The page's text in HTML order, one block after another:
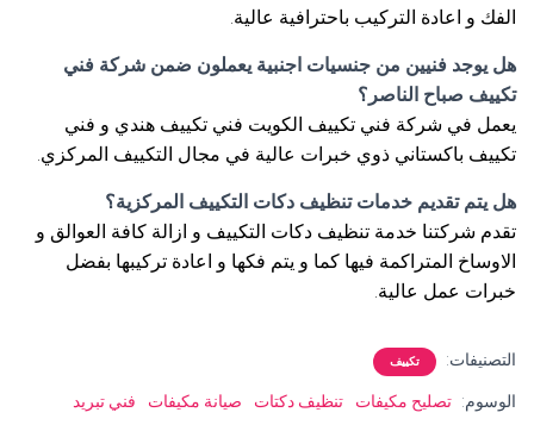
الفك و اعادة التركيب باحترافية عالية.
هل يوجد فنيين من جنسيات اجنبية يعملون ضمن شركة فني
تكييف صباح الناصر؟
يعمل في شركة فني تكييف الكويت فني تكييف هندي و فني
تكييف باكستاني ذوي خبرات عالية في مجال التكييف المركزي.
هل يتم تقديم خدمات تنظيف دكات التكييف المركزية؟
تقدم شركتنا خدمة تنظيف دكات التكييف و ازالة كافة العوالق و
الاوساخ المتراكمة فيها كما و يتم فكها و اعادة تركيبها بفضل
خبرات عمل عالية.
التصنيفات: تكييف
الوسوم: تصليح مكيفات تنظيف دكتات صيانة مكيفات
فني تبريد